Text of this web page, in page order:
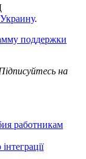
.
поддержки
на
работникам